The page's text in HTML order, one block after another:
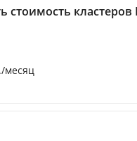
стоимость кластеров
месяц